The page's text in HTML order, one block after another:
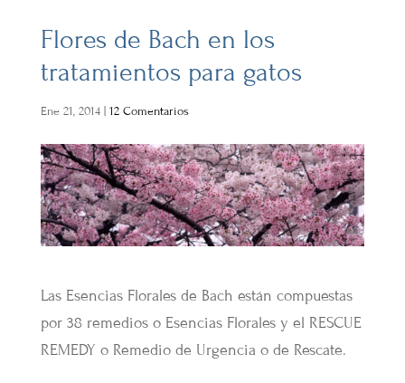
Flores de Bach en los
tratamientos para gatos
Ene 21, 2014| 12 Comentarios
Las Esencias Florales de Bach están compuestas
por 38 remedios o Esencias Florales y el RESCUE
REMEDY o Remedio de Urgencia o de Rescate.